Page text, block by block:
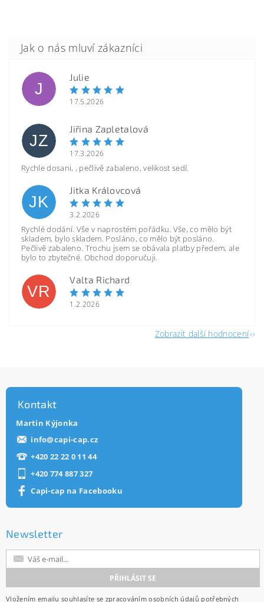
J
Julie
17.5.2026
JZ
Jiřina Zapletalová
17.3.2026
Rychle dosani, , pečlivě zabaleno, velikost sedí.
JK
Jitka Královcová
3.2.2026
Rychlé dodání. Vše v naprostém pořádku. Vše, co mělo být
skladem, bylo skladem. Posláno, co mělo být posláno.
Pečlivě zabaleno. Trochu jsem se obávala platby předem, ale
bylo to zbytečné. Obchod doporučuji.
VR
Valta Richard
1.2.2026
Zobrazit další hodnocení
Kontakt
Martin Kýjonka
info@capi-cap.cz
+420 22 22 0 11 44
+420 774 887 327
Capi-cap na Facebooku
Newsletter
Vložením emailu souhlasíte se zpracováním osobních údajů potřebných